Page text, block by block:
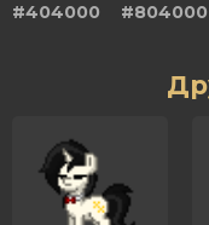
#404000 #804000